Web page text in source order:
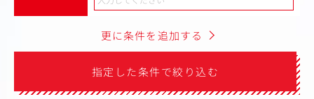
更に条件を追加する
指定した条件で絞り込む